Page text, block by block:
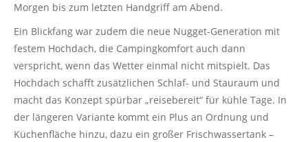
Morgen bis zum letzten Handgriff am Abend.
Ein Blickfang war zudem die neue Nugget-Generation mit
festem Hochdach, die Campingkomfort auch dann
verspricht, wenn das Wetter einmal nicht mitspielt. Das
Hochdach schafft zusätzlichen Schlaf- und Stauraum und
macht das Konzept spürbar „reisebereit“ für kühle Tage. In
der längeren Variante kommt ein Plus an Ordnung und
Küchenfläche hinzu, dazu ein großer Frischwassertank –